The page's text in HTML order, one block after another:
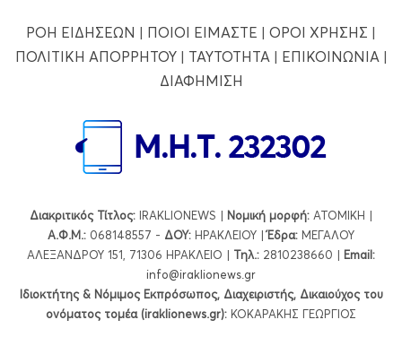
ΡΟΗ ΕΙΔΗΣΕΩΝ | ΠΟΙΟΙ ΕΙΜΑΣΤΕ | ΟΡΟΙ ΧΡΗΣΗΣ |
ΠΟΛΙΤΙΚΗ ΑΠΟΡΡΗΤΟΥ| ΤΑΥΤΟΤΗΤΑ | ΕΠΙΚΟΙΝΩΝΙΑ |
ΔΙΑΦΗΜΙΣΗ
Διακριτικός Τίτλος: IRAKLIONEWS | Νομική μορφή: ΑΤΟΜΙΚΗ |
Α.Φ.Μ.: 068148557 - ΔΟΥ: ΗΡΑΚΛΕΙΟΥ |Έδρα: ΜΕΓΑΛΟΥ
ΑΛΕΞΑΝΔΡΟΥ 151, 71306 ΗΡΑΚΛΕΙΟ | Τηλ.: 2810238660 | Εmail:
info@iraklionews.gr
Ιδιοκτήτης & Νόμιμος Εκπρόσωπος, Διαχειριστής, Δικαιούχος του
ονόματος τομέα (iraklionews.gr): ΚΟΚΑΡΑΚΗΣ ΓΕΩΡΓΙΟΣ